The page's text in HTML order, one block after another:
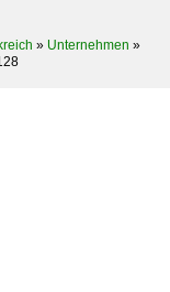
» Unternehmen »